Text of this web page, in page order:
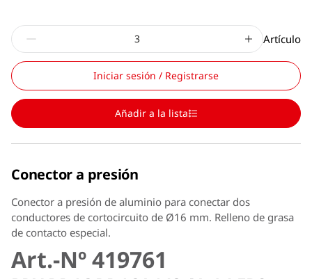
Artículo
Iniciar sesión / Registrarse
Añadir a la lista
Conector a presión
Conector a presión de aluminio para conectar dos
conductores de cortocircuito de Ø16 mm. Relleno de grasa
de contacto especial.
Art.-Nº 419761